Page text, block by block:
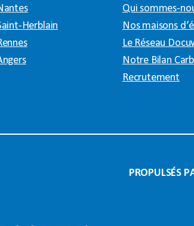
Herblain
Qui sommes-
Nos maisons
Le Réseau
Notre Bilan
Recrutement
PROPULSÉS